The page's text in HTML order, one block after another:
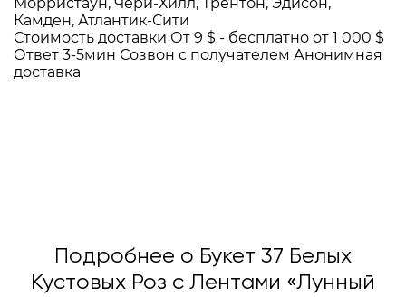
Камден, Атлантик-Сити
Стоимость доставки От 9 $ - бесплатно от 1 000 $
Ответ 3-5мин Созвон с получателем Анонимная
доставка
Подробнее о Букет 37 Белых
Кустовых Роз с Лентами «Лунный